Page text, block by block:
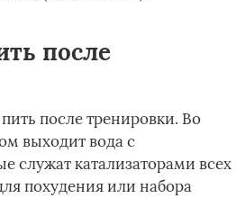
после
после тренировки. Во
выходит вода с
служат катализаторами всех
похудения или набора